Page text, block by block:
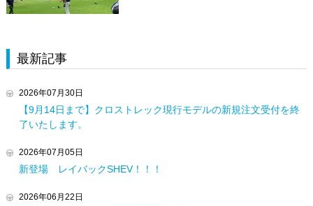
最新記事
2026年07月30日
【9月14日まで】クロストレック現行モデルの新規注文受付を終
了いたします。
2026年07月05日
新登場 レイバックSHEV！！！
2026年06月22日